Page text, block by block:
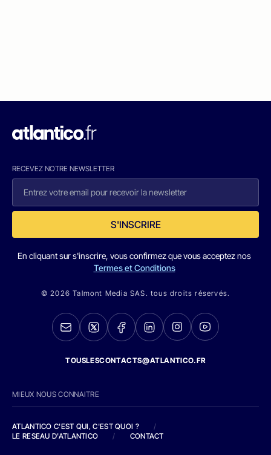
RECEVEZ NOTRE NEWSLETTER
S'INSCRIRE
En cliquant sur s'inscrire, vous confirmez que vous acceptez nos
Termes et Conditions
© 2026 Talmont Media SAS. tous droits réservés.
TOUSLESCONTACTS@ATLANTICO.FR
MIEUX NOUS CONNAITRE
ATLANTICO C'EST QUI, C'EST QUOI ?
/
LE RESEAU D'ATLANTICO
/ CONTACT